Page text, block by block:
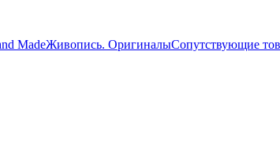
MadeЖивопись. ОригиналыСопутствующие